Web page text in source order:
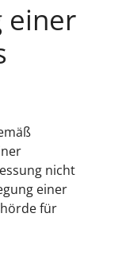
einer
nicht
einer
für